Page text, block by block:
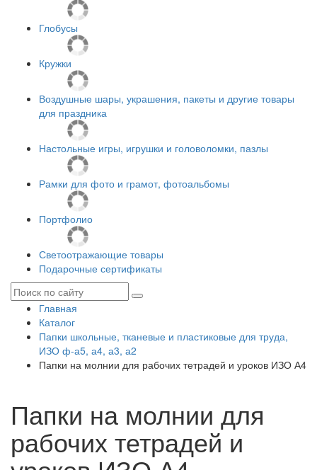
Глобусы
Кружки
Воздушные шары, украшения, пакеты и другие товары
для праздника
Настольные игры, игрушки и головоломки, пазлы
Рамки для фото и грамот, фотоальбомы
Портфолио
Светоотражающие товары
Подарочные сертификаты
Главная
Каталог
Папки школьные, тканевые и пластиковые для труда,
ИЗО ф-а5, а4, а3, а2
Папки на молнии для рабочих тетрадей и уроков ИЗО А4
Папки на молнии для
рабочих тетрадей и